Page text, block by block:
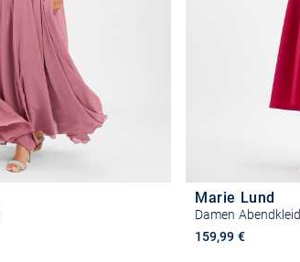
Marie Lund
Damen Abendkleid
159,99 €